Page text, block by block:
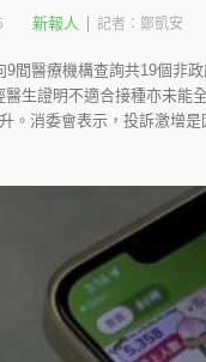
新報人 記者：鄭凱安
9間醫療機構查詢共19個非
醫生證明不適合接種亦未能
。消委會表示，投訴激增